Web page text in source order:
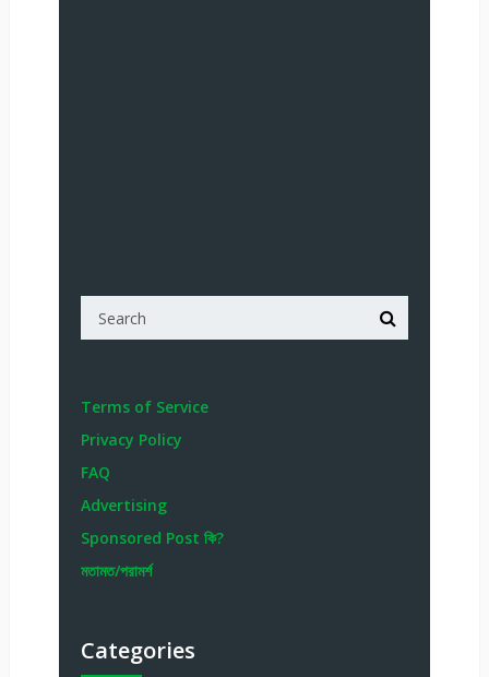
Terms of Service
Privacy Policy
FAQ
Advertising
Sponsored Post কি?
মতামত/পরামর্শ
Categories